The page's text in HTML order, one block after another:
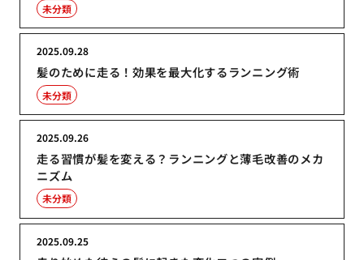
未分類
髪のために走る！効果を最大化するランニング術
2025.09.28
未分類
走る習慣が髪を変える？ランニングと薄毛改善のメカ
ニズム
2025.09.26
未分類
2025.09.25